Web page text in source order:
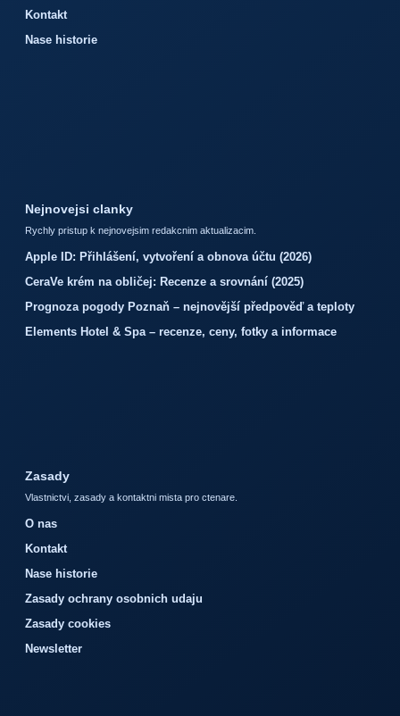
Kontakt
Nase historie
Nejnovejsi clanky
Rychly pristup k nejnovejsim redakcnim aktualizacim.
Apple ID: Přihlášení, vytvoření a obnova účtu (2026)
CeraVe krém na obličej: Recenze a srovnání (2025)
Prognoza pogody Poznaň – nejnovější předpověď a teploty
Elements Hotel & Spa – recenze, ceny, fotky a informace
Zasady
Vlastnictvi, zasady a kontaktni mista pro ctenare.
O nas
Kontakt
Nase historie
Zasady ochrany osobnich udaju
Zasady cookies
Newsletter